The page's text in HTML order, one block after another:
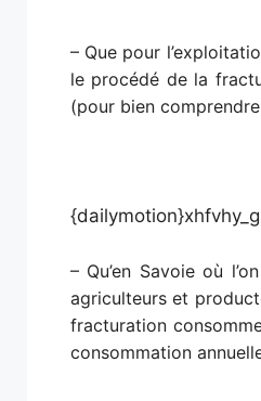
– Que pour
le procédé de la
(pour bien
– Qu’en Savoie où
agriculteurs et
fracturation
consommation